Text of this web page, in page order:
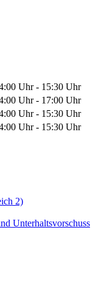
Uhr - 15:30 Uhr
Uhr - 17:00 Uhr
Uhr - 15:30 Uhr
Uhr - 15:30 Uhr
2)
Unterhaltsvorschuss